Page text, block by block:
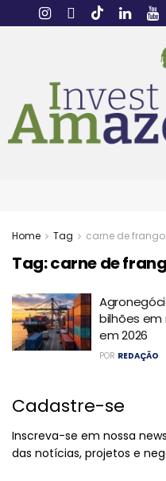
Home Tag carne de frango
Tag:carne de
bilhões
em 2026
POR REDAÇÃO
Cadastre-se
Inscreva-se em nossa
das notícias, projetos e